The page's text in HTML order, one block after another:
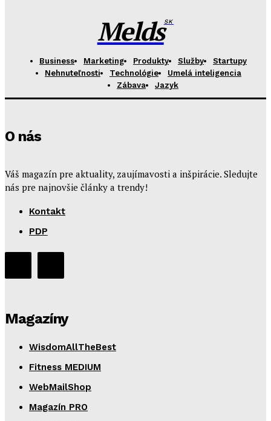
MeldsSK
Business Marketing Produkty Služby
Startupy
Nehnuteľnosti
Technológie
Umelá inteligencia
Zábava
Jazyk
O nás
Váš magazín pre aktuality, zaujímavosti a inšpirácie. Sledujte
nás pre najnovšie články a trendy!
Kontakt
PDP
Magazíny
WisdomAllTheBest
Fitness MEDIUM
WebMailShop
Magazín PRO